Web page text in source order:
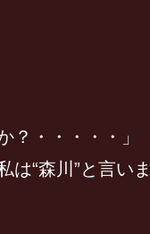
・・・・・」
“森川”と言いま